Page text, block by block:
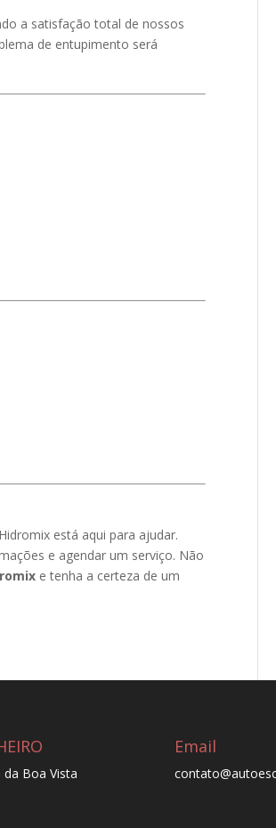
a satisfação total de nossos
de entupimento será
está aqui para ajudar.
e agendar um serviço. Não
e tenha a certeza de um
Boa Vista
Email